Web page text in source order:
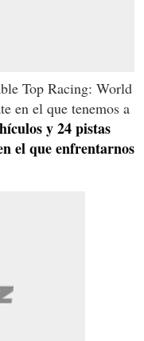
Top Racing: World
en el que tenemos a
y 24 pistas
el que enfrentarnos